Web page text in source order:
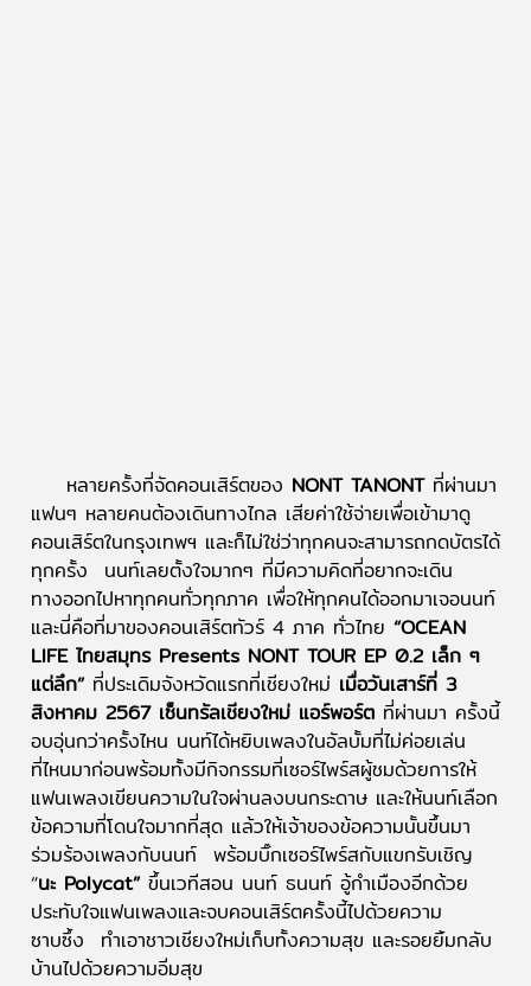
หลายครั้งที่จัดคอนเสิร์ตของ NONT TANONTที่ผ่านมา
แฟนๆ หลายคนต้องเดินทางไกล เสียค่าใช้จ่ายเพื่อเข้ามาดู
คอนเสิร์ตในกรุงเทพฯ และก็ไม่ใช่ว่าทุกคนจะสามารถกดบัตรได้
ทุกครั้ง นนท์เลยตั้งใจมากๆ ที่มีความคิดที่อยากจะเดิน
ทางออกไปหาทุกคนทั่วทุกภาค เพื่อให้ทุกคนได้ออกมาเจอนนท์
และนี่คือที่มาของคอนเสิร์ตทัวร์ 4 ภาค ทั่วไทย “OCEAN
LIFE ไทยสมุทร Presents NONT TOUR EP 0.2 เล็ก ๆ
แต่ลึก” ที่ประเดิมจังหวัดแรกที่เชียงใหม่ เมื่อวันเสาร์ที่ 3
สิงหาคม 2567 เซ็นทรัลเชียงใหม่ แอร์พอร์ต ที่ผ่านมา ครั้งนี้
อบอุ่นกว่าครั้งไหน นนท์ได้หยิบเพลงในอัลบั้มที่ไม่ค่อยเล่น
ที่ไหนมาก่อนพร้อมทั้งมีกิจกรรมที่เซอร์ไพร์สผู้ชมด้วยการให้
แฟนเพลงเขียนความในใจผ่านลงบนกระดาษ และให้นนท์เลือก
ข้อความที่โดนใจมากที่สุด แล้วให้เจ้าของข้อความนั้นขึ้นมา
ร่วมร้องเพลงกับนนท์ พร้อมบิ๊กเซอร์ไพร์สกับแขกรับเชิญ
“นะ Polycat”ขึ้นเวทีสอน นนท์ ธนนท์ อู้กำเมืองอีกด้วย
ประทับใจแฟนเพลงและจบคอนเสิร์ตครั้งนี้ไปด้วยความ
ซาบซึ้ง ทำเอาชาวเชียงใหม่เก็บทั้งความสุข และรอยยิ้มกลับ
บ้านไปด้วยความอิ่มสุข